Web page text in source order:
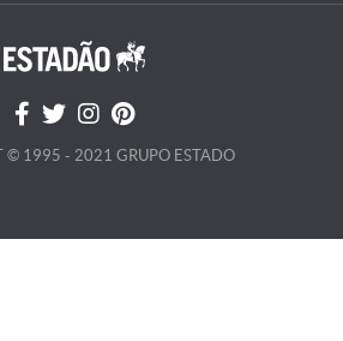
© 1995 - 2021 GRUPO ESTADO